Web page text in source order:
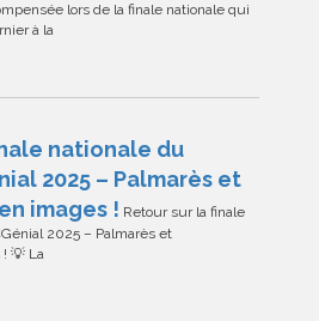
lors de la finale nationale qui
à la
nationale du
2025 – Palmarès et
images ! Retour sur la finale
2025 – Palmarès et
💡 La